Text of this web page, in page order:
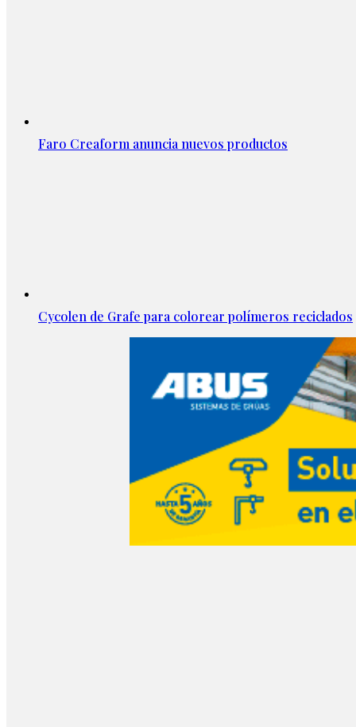
Faro Creaform anuncia nuevos productos
Cycolen de Grafe para colorear polímeros reciclados